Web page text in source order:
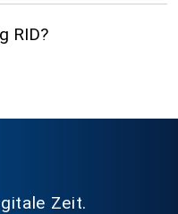
RID?
Zeit.